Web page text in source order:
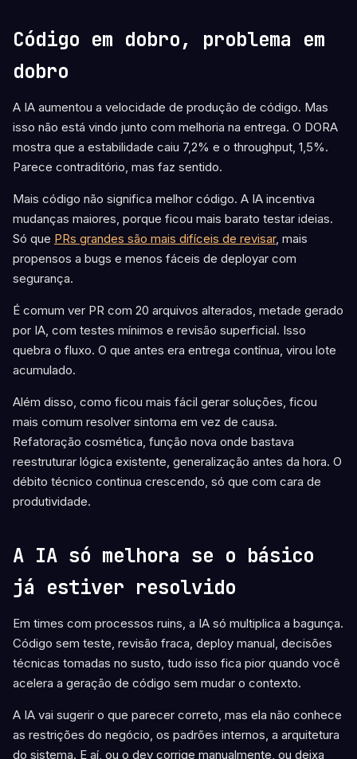
Código em dobro, problema em
dobro
A IA aumentou a velocidade de produção de código. Mas
isso não está vindo junto com melhoria na entrega. O DORA
mostra que a estabilidade caiu 7,2% e o throughput, 1,5%.
Parece contraditório, mas faz sentido.
Mais código não significa melhor código. A IA incentiva
mudanças maiores, porque ficou mais barato testar ideias.
Só que PRs grandes são mais difíceis de revisar, mais
propensos a bugs e menos fáceis de deployar com
segurança.
É comum ver PR com 20 arquivos alterados, metade gerado
por IA, com testes mínimos e revisão superficial. Isso
quebra o fluxo. O que antes era entrega contínua, virou lote
acumulado.
Além disso, como ficou mais fácil gerar soluções, ficou
mais comum resolver sintoma em vez de causa.
Refatoração cosmética, função nova onde bastava
reestruturar lógica existente, generalização antes da hora. O
débito técnico continua crescendo, só que com cara de
produtividade.
A IA só melhora se o básico
já estiver resolvido
Em times com processos ruins, a IA só multiplica a bagunça.
Código sem teste, revisão fraca, deploy manual, decisões
técnicas tomadas no susto, tudo isso fica pior quando você
acelera a geração de código sem mudar o contexto.
A IA vai sugerir o que parecer correto, mas ela não conhece
as restrições do negócio, os padrões internos, a arquitetura
do sistema. E aí, ou o dev corrige manualmente, ou deixa